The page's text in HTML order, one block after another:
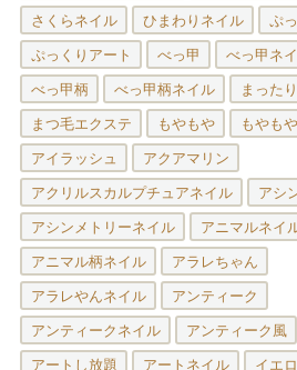
さくらネイル ひまわりネイル ぷ
ぷっくりアート べっ甲 べっ甲ネ
べっ甲柄 べっ甲柄ネイル まったり
まつ毛エクステ もやもや もやも
アイラッシュ アクアマリン
アクリルスカルプチュアネイル アシ
アシンメトリーネイル アニマルネイ
アニマル柄ネイル アラレちゃん
アラレやんネイル アンティーク
アンティークネイル アンティーク風
アートし放題 アートネイル イエ